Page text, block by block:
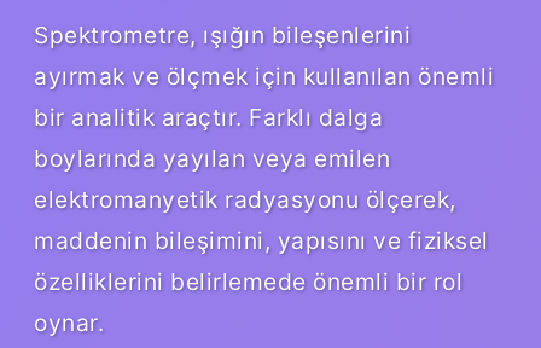
Spektrometre, ışığın bileşenlerini
ayırmak ve ölçmek için kullanılan önemli
bir analitik araçtır. Farklı dalga
boylarında yayılan veya emilen
elektromanyetik radyasyonu ölçerek,
maddenin bileşimini, yapısını ve fiziksel
özelliklerini belirlemede önemli bir rol
oynar.